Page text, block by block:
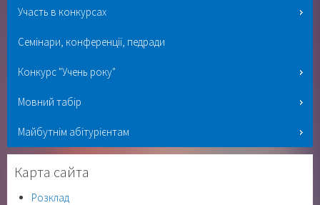
Участь в конкурсах
Семінари, конференції, педради
Конкурс "Учень року"
Мовний табір
Майбутнім абітурієнтам
Карта сайта
Розклад